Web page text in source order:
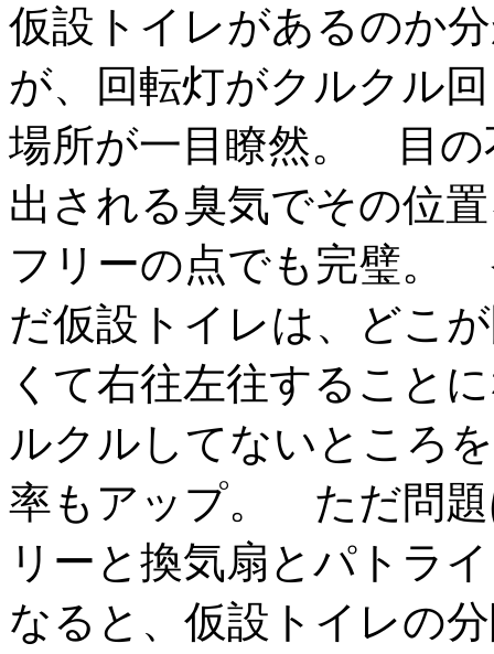
仮設トイレがあるのか
が、回転灯がクルクル
場所が一目瞭然。 目の
出される臭気でその位
フリーの点でも完璧。
だ仮設トイレは、どこ
くて右往左往すること
ルクルしてないところ
率もアップ。 ただ問題
リーと換気扇とパトラ
なると、仮設トイレの